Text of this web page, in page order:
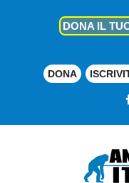
DONA IL
DONA